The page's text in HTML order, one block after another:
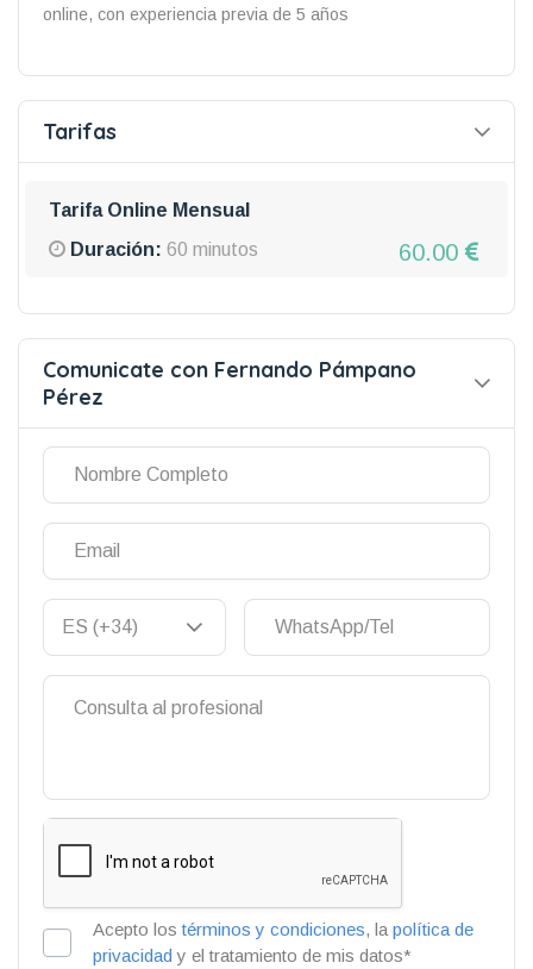
online, con experiencia previa de 5 años
Tarifas
Tarifa Online Mensual
Duración: 60 minutos 60.00
Comunicate con Fernando Pámpano
Pérez
Acepto lostérminos y condiciones, la política de
privacidad y el tratamiento de mis datos*